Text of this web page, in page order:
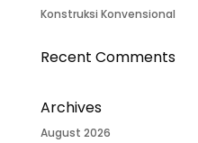
Konstruksi Konvensional
Recent Comments
Archives
August 2026